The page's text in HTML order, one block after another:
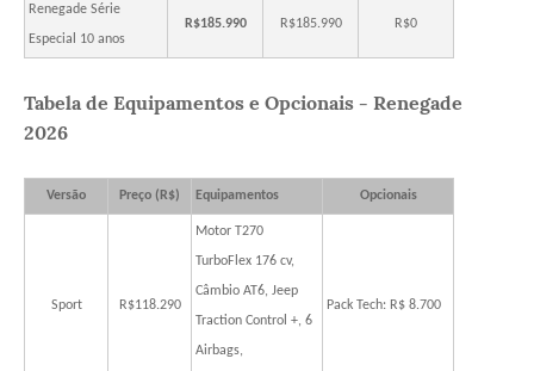
Renegade Série
Especial 10 anos
R$185.990 R$185.990 R$0
Tabela de Equipamentos e Opcionais - Renegade
2026
Versão Preço (R$) Equipamentos Opcionais
Sport R$118.290
Motor T270
TurboFlex 176 cv,
Câmbio AT6, Jeep
Traction Control +, 6
Airbags,
Pack Tech: R$ 8.700